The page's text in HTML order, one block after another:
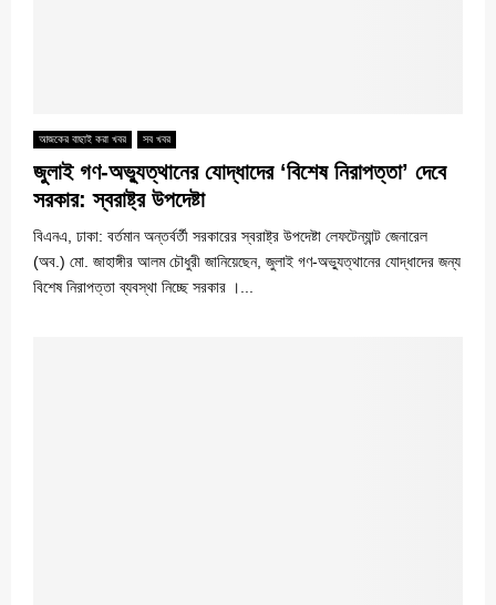
আজকের বাছাই করা খবর সব খবর
জুলাই গণ-অভ্যুত্থানের যোদ্ধাদের ‘বিশেষ নিরাপত্তা’ দেবে
সরকার: স্বরাষ্ট্র উপদেষ্টা
বিএনএ, ঢাকা: বর্তমান অন্তর্বর্তী সরকারের স্বরাষ্ট্র উপদেষ্টা লেফটেন্যান্ট জেনারেল
(অব.) মো. জাহাঙ্গীর আলম চৌধুরী জানিয়েছেন, জুলাই গণ-অভ্যুত্থানের যোদ্ধাদের জন্য
বিশেষ নিরাপত্তা ব্যবস্থা নিচ্ছে সরকার ।...